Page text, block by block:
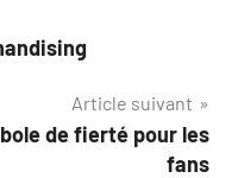
Article suivant
de fierté pour les
fans